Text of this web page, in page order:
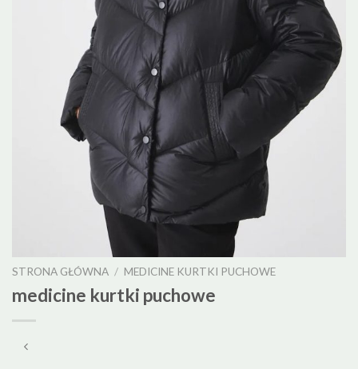
STRONA GŁÓWNA / MEDICINE KURTKI PUCHOWE
medicine kurtki puchowe